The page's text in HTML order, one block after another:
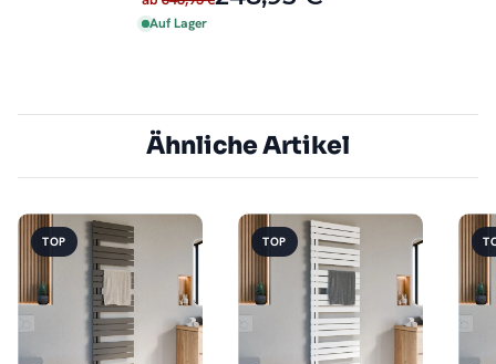
Auf Lager
Ähnliche Artikel
TOP TOP